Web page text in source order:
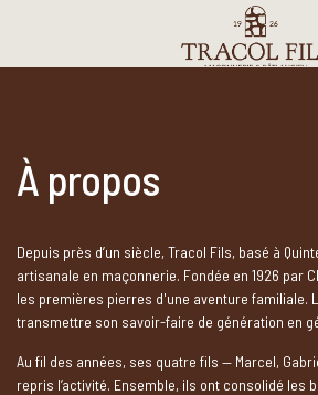
À propos
Depuis près d’un siècle, Tracol Fils, basé à
artisanale en maçonnerie. Fondée en 1926 par
les premières pierres d'une aventure familiale.
transmettre son savoir-faire de génération en
Au fil des années, ses quatre fils — Marcel,
repris l’activité. Ensemble, ils ont consolidé les